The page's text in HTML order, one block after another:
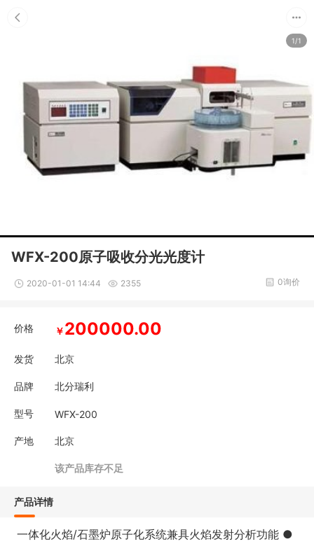
1/1
WFX-200原子吸收分光光度计
2020-01-01 14:44 2355 0询价
价格 ￥200000.00
发货 北京
品牌 北分瑞利
型号 WFX-200
产地 北京
该产品库存不足
产品详情
一体化火焰/石墨炉原子化系统兼具火焰发射分析功能 ●